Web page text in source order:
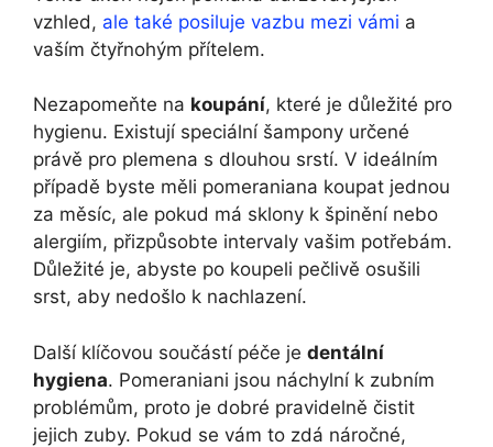
vzhled, ale také posiluje vazbu mezi vámi a
vaším čtyřnohým přítelem.
Nezapomeňte na koupání, které je důležité pro
hygienu. Existují speciální šampony určené
právě pro plemena s dlouhou srstí. V ideálním
případě byste měli pomeraniana koupat jednou
za měsíc, ale pokud má sklony k špinění nebo
alergiím, přizpůsobte intervaly vašim potřebám.
Důležité je, abyste po koupeli pečlivě osušili
srst, aby nedošlo k nachlazení.
Další klíčovou součástí péče je dentální
hygiena. Pomeraniani jsou náchylní k zubním
problémům, proto je dobré pravidelně čistit
jejich zuby. Pokud se vám to zdá náročné,